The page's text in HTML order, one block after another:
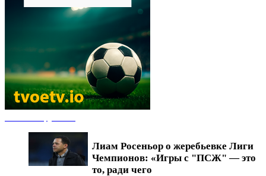
Лиам Росеньор о жеребьевке Лиги
Чемпионов: «Игры с "ПСЖ" — это
то, ради чего